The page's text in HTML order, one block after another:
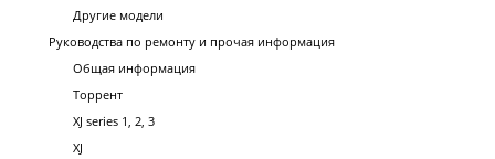
Другие модели
Руководства по ремонту и прочая информация
Общая информация
Торрент
XJ series 1, 2, 3
XJ